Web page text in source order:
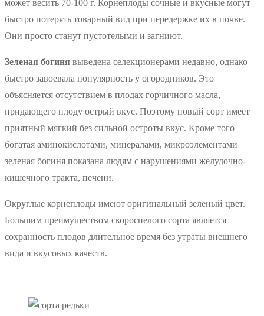
может весить 70-100 г. Корнеплоды сочные и вкусные могут
быстро потерять товарный вид при передержке их в почве.
Они просто станут пустотелыми и загниют.
Зеленая богиня выведена селекционерами недавно, однако
быстро завоевала популярность у огородников. Это
объясняется отсутствием в плодах горчичного масла,
придающего плоду острый вкус. Поэтому новый сорт имеет
приятный мягкий без сильной остроты вкус. Кроме того
богатая аминокислотами, минералами, микроэлементами
зеленая богиня показана людям с нарушениями желудочно-
кишечного тракта, печени.
Округлые корнеплоды имеют оригинальный зеленый цвет.
Большим преимуществом скороспелого сорта является
сохранность плодов длительное время без утраты внешнего
вида и вкусовых качеств.